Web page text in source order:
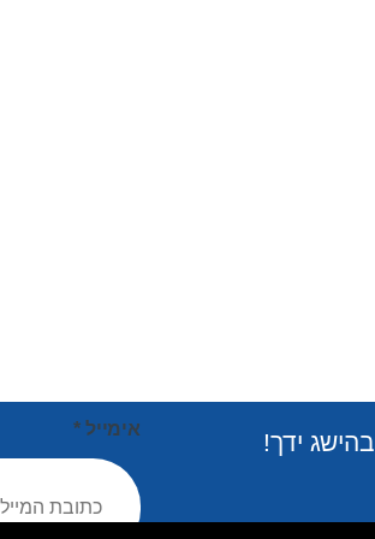
בהישג ידך! אימייל *